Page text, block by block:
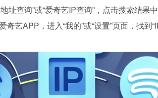
址查询”或“爱奇艺IP查询”，点击搜索结果
艺APP，进入“我的”或“设置”页面，找到